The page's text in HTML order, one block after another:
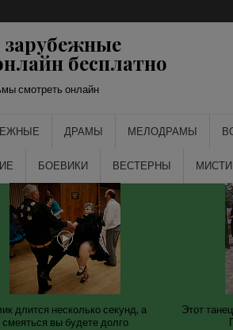
зарубежные
бесплатно
смотреть онлайн
ДРАМЫ МЕЛОДРАМЫ
БОЕВИКИ ВЕСТЕРНЫ
длится несколько секунд, а
смеяться вы будете долго
Этот